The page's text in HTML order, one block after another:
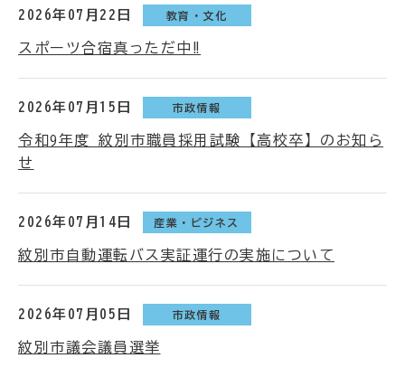
2026年07月22日 教育・文化
スポーツ合宿真っただ中‼
2026年07月15日 市政情報
令和9年度 紋別市職員採用試験【高校卒】のお知ら
せ
2026年07月14日 産業・ビジネス
紋別市自動運転バス実証運行の実施について
2026年07月05日 市政情報
紋別市議会議員選挙